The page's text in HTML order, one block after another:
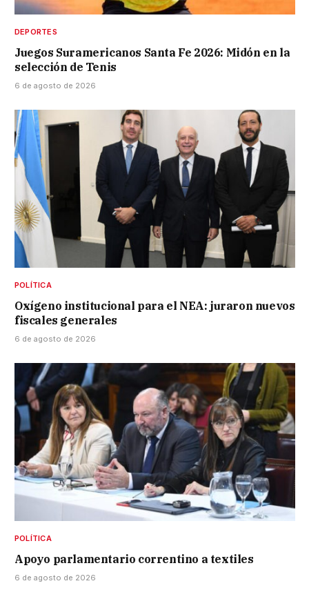
DEPORTES
Juegos Suramericanos Santa Fe 2026: Midón en la
selección de Tenis
6 de agosto de 2026
POLÍTICA
Oxígeno institucional para el NEA: juraron nuevos
fiscales generales
6 de agosto de 2026
POLÍTICA
Apoyo parlamentario correntino a textiles
6 de agosto de 2026